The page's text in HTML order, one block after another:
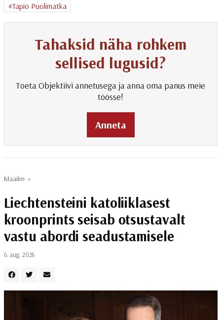
Tapio Puolimatka
Tahaksid näha rohkem
sellised lugusid?
Toeta Objektiivi annetusega ja anna oma panus meie
töösse!
Anneta
Maailm »
Liechtensteini katoliiklasest
kroonprints seisab otsustavalt
vastu abordi seadustamisele
6. aug. 2026